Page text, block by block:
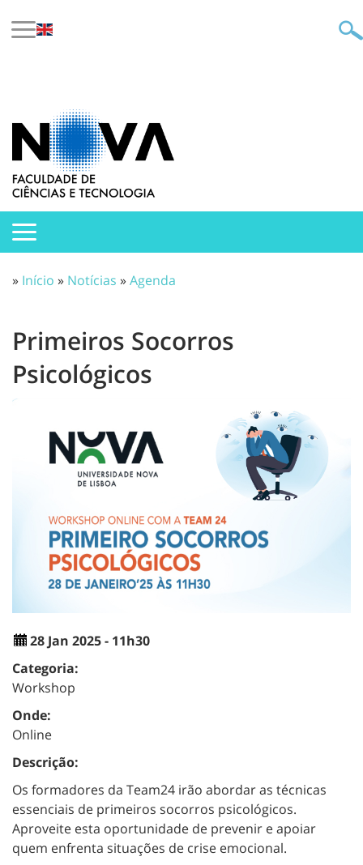
» Início » Notícias »Agenda
Primeiros Socorros
Psicológicos
28 Jan 2025 - 11h30
Categoria:
Workshop
Onde:
Online
Descrição:
Os formadores da Team24 irão abordar as técnicas
essenciais de primeiros socorros psicológicos.
Aproveite esta oportunidade de prevenir e apoiar
quem enfrenta situações de crise emocional.